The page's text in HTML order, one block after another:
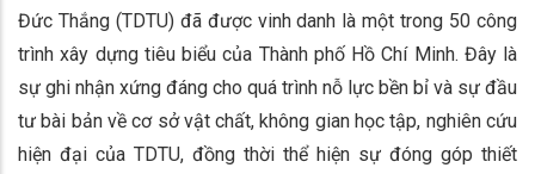
Đức Thắng (TDTU) đã được vinh danh là một trong 50 công
trình xây dựng tiêu biểu của Thành phố Hồ Chí Minh. Đây là
sự ghi nhận xứng đáng cho quá trình nỗ lực bền bỉ và sự đầu
tư bài bản về cơ sở vật chất, không gian học tập, nghiên cứu
hiện đại của TDTU, đồng thời thể hiện sự đóng góp thiết